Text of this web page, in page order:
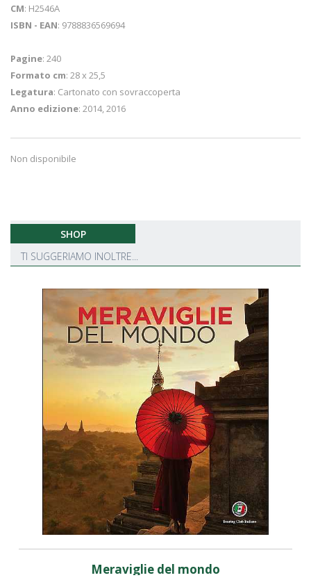
CM: H2546A
ISBN - EAN: 9788836569694
Pagine: 240
Formato cm: 28 x 25,5
Legatura: Cartonato con sovraccoperta
Anno edizione: 2014, 2016
Non disponibile
SHOP
TI SUGGERIAMO INOLTRE...
Meraviglie del mondo